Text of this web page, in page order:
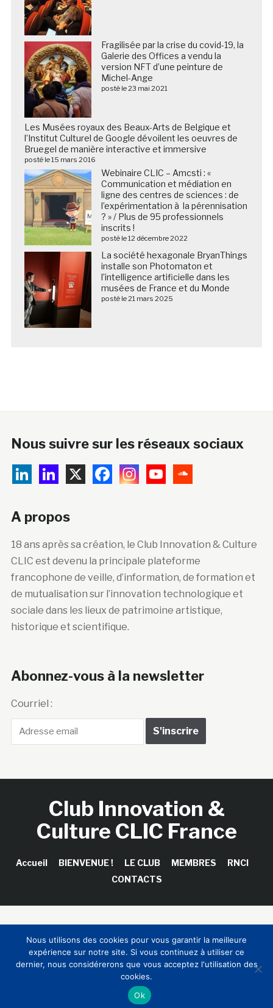
Fragilisée par la crise du covid-19, la
Galerie des Offices a vendu la
version NFT d’une peinture de
Michel-Ange
posté le 23 mai 2021
Les Musées royaux des Beaux-Arts de Belgique et
l’Institut Culturel de Google dévoilent les oeuvres de
Bruegel de manière interactive et immersive
posté le 15 mars 2016
Webinaire CLIC – Amcsti : «
Communication et médiation en
ligne des centres de sciences : de
l’expérimentation à la pérennisation
? » / Plus de 95 professionnels
inscrits !
posté le 12 décembre 2022
La société hexagonale BryanThings
installe son Photomaton et
l’intelligence artificielle dans les
musées de France et du Monde
posté le 21 mars 2025
Nous suivre sur les réseaux sociaux
A propos
18 ans après sa création, le Club Innovation & Culture
CLIC est devenu la principale plateforme
francophone de veille, d’information, de formation et
de mutualisation sur l’innovation technologique et
sociale dans les lieux de patrimoine artistique,
historique et scientifique.
Abonnez-vous à la newsletter
Courriel :
Club Innovation &
Culture CLIC France
Accueil BIENVENUE ! LE CLUB MEMBRES
RNCI
CONTACTS
Sinapses Conseils
Nous utilisons des cookies pour vous garantir la meilleure
expérience sur notre site. Si vous continuez à utiliser ce
dernier, nous considérerons que vous acceptez l'utilisation des
cookies.
Ok